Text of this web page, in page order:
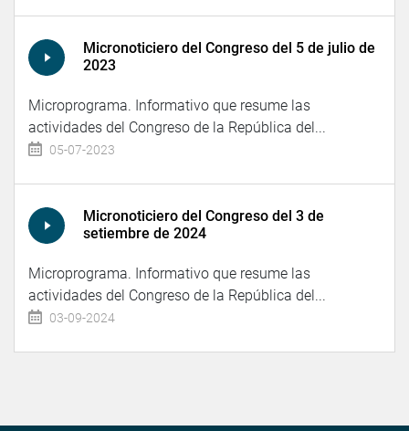
Micronoticiero del Congreso del 5 de julio de
2023
Microprograma. Informativo que resume las
actividades del Congreso de la República del...
05-07-2023
Micronoticiero del Congreso del 3 de
setiembre de 2024
Microprograma. Informativo que resume las
actividades del Congreso de la República del...
03-09-2024